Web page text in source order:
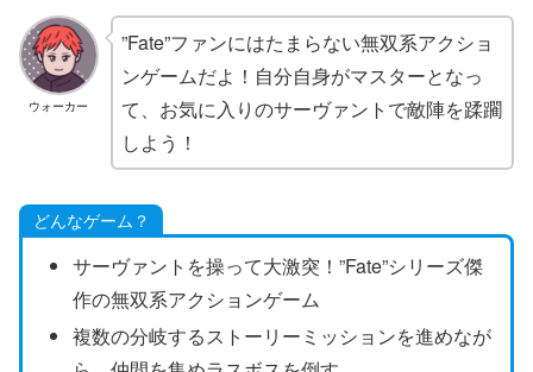
ウォーカー
”Fate”ファンにはたまらない無双系アクショ
ンゲームだよ！自分自身がマスターとなっ
て、お気に入りのサーヴァントで敵陣を蹂躙
しよう！
どんなゲーム？
サーヴァントを操って大激突！”Fate”シリーズ傑
作の無双系アクションゲーム
複数の分岐するストーリーミッションを進めなが